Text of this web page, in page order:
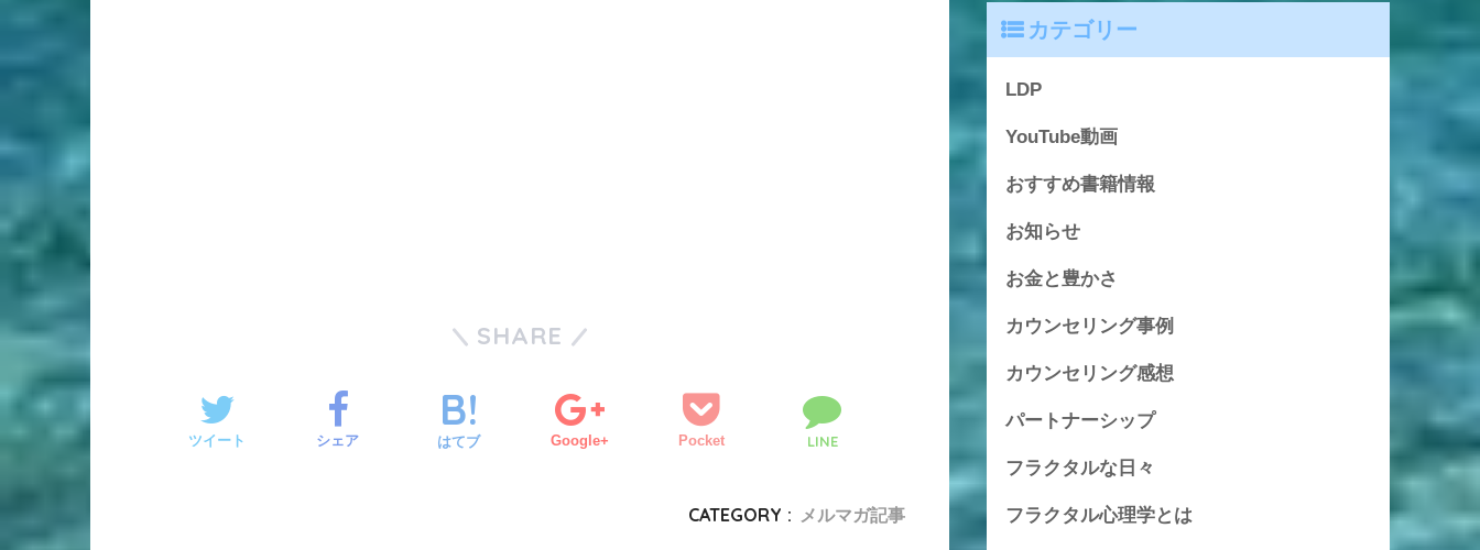
SHARE
ツイート シェア はてブ Google+ Pocket LINE
CATEGORY : メルマガ記事
カテゴリー
LDP
YouTube動画
おすすめ書籍情報
お知らせ
お金と豊かさ
カウンセリング事例
カウンセリング感想
パートナーシップ
フラクタルな日々
フラクタル心理学とは